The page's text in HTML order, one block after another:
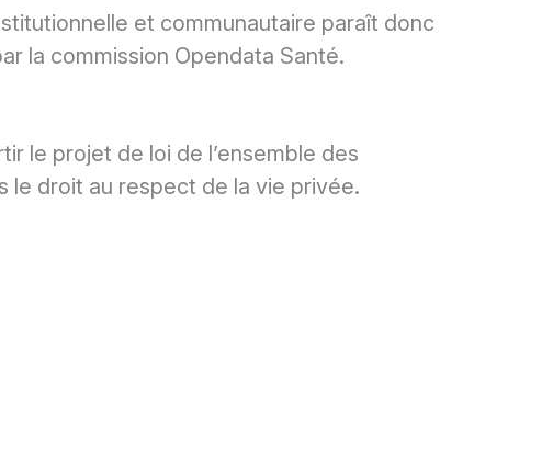
et communautaire paraît donc
la commission Opendata Santé.
le projet de loi de l’ensemble des
le droit au respect de la vie privée.